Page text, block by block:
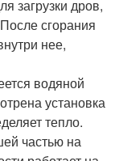
загрузки дров,
сгорания
нее,
водяной
установка
тепло.
частью на